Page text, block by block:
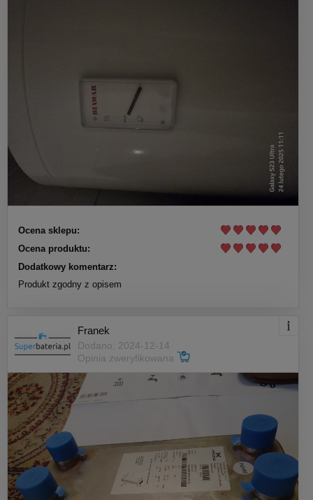
Ocena sklepu:
Ocena produktu:
Dodatkowy komentarz:
Produkt zgodny z opisem
Franek
Dodano: 2024-12-14
Opinia zweryfikowana